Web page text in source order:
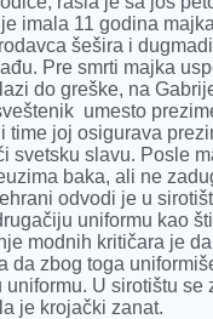
e
r
n
p
imala 11 godina
šešira i
Pre smrti majka
do greške, na
umesto
time joj osigurava
svetsku slavu. Posle
baka, ali ne
odvodi je u
uniformu kao
modnih kritičara je
da zbog toga
uniformu. U sirotištu se
je krojački zanat.